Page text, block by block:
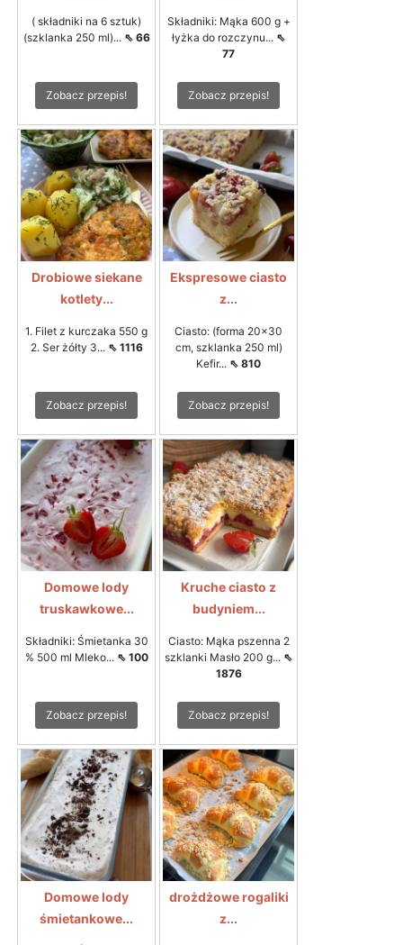
( składniki na 6 sztuk)
(szklanka 250 ml)... ⇖ 66
Zobacz przepis!
Składniki: Mąka 600 g +
łyżka do rozczynu... ⇖
77
Zobacz przepis!
Drobiowe siekane
kotlety...
1. Filet z kurczaka 550 g
2. Ser żółty 3... ⇖ 1116
Zobacz przepis!
Ekspresowe ciasto
z...
Ciasto: (forma 20x30
cm, szklanka 250 ml)
Kefir... ⇖ 810
Zobacz przepis!
Domowe lody
truskawkowe...
Składniki: Śmietanka 30
% 500 ml Mleko... ⇖ 100
Zobacz przepis!
Kruche ciasto z
budyniem...
Ciasto: Mąka pszenna 2
szklanki Masło 200 g... ⇖
1876
Zobacz przepis!
Domowe lody
śmietankowe...
drożdżowe rogaliki
z...